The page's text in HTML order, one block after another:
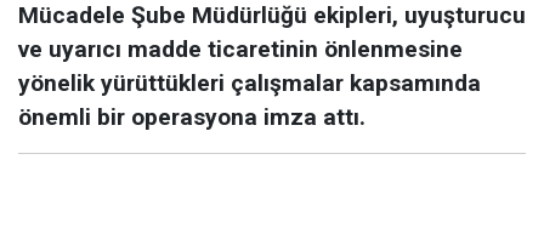
Mücadele Şube Müdürlüğü ekipleri, uyuşturucu
ve uyarıcı madde ticaretinin önlenmesine
yönelik yürüttükleri çalışmalar kapsamında
önemli bir operasyona imza attı.